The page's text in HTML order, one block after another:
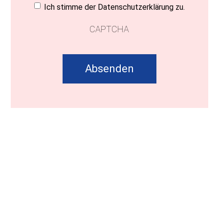
Einwilligung(erforderlich)
Ich stimme der Datenschutzerklärung zu.
CAPTCHA